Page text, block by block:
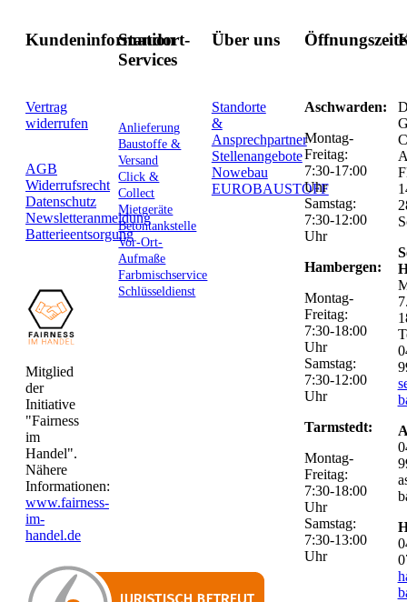
Kundeninformation
Vertrag
widerrufen
AGB
Widerrufsrecht
Datenschutz
Newsletteranmeldung
Batterieentsorgung
Mitglied
der
Initiative
"Fairness
im
Handel".
Nähere
Informationen:
www.fairness-
im-
handel.de
Standort-
Services
Anlieferung
Baustoffe &
Versand
Click &
Collect
Mietgeräte
Betontankstelle
Vor-Ort-
Aufmaße
Farbmischservice
Schlüsseldienst
Über uns
Standorte
&
Ansprechpartner
Stellenangebote
Nowebau
EUROBAUSTOFF
Aschwarden:
Montag-
Freitag:
7:30-17:00
Uhr
Samstag:
7:30-12:00
Uhr
Hambergen:
Montag-
Freitag:
7:30-18:00
Uhr
Samstag:
7:30-12:00
Uhr
Tarmstedt:
Montag-
Freitag:
7:30-18:00
Uhr
Samstag:
7:30-13:00
Uhr